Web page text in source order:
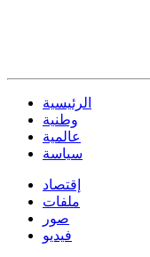
الرئيسية
وطنية
عالمية
سياسة
إقتصاد
ملفات
صور
فيديو